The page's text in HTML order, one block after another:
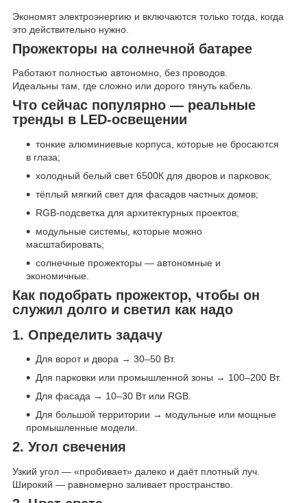
Экономят электроэнергию и включаются только тогда, когда
это действительно нужно.
Прожекторы на солнечной батарее
Работают полностью автономно, без проводов.
Идеальны там, где сложно или дорого тянуть кабель.
Что сейчас популярно — реальные
тренды в LED-освещении
тонкие алюминиевые корпуса, которые не бросаются
в глаза;
холодный белый свет 6500К для дворов и парковок;
тёплый мягкий свет для фасадов частных домов;
RGB-подсветка для архитектурных проектов;
модульные системы, которые можно
масштабировать;
солнечные прожекторы — автономные и
экономичные.
Как подобрать прожектор, чтобы он
служил долго и светил как надо
1. Определить задачу
Для ворот и двора → 30–50 Вт.
Для парковки или промышленной зоны → 100–200 Вт.
Для фасада → 10–30 Вт или RGB.
Для большой территории → модульные или мощные
промышленные модели.
2. Угол свечения
Узкий угол — «пробивает» далеко и даёт плотный луч.
Широкий — равномерно заливает пространство.